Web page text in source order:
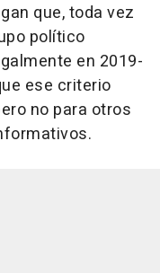
que, toda vez
político
en 2019-
ese criterio
no para otros